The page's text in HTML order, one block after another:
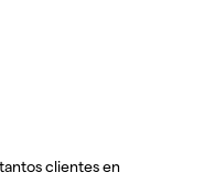
clientes en